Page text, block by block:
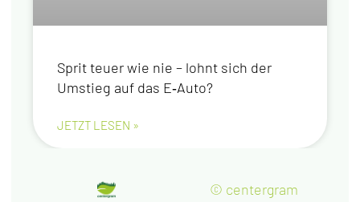
Sprit teu­er wie nie – lohnt sich der
Umstieg auf das E‑Auto?
JETZT LESEN »
© centergram